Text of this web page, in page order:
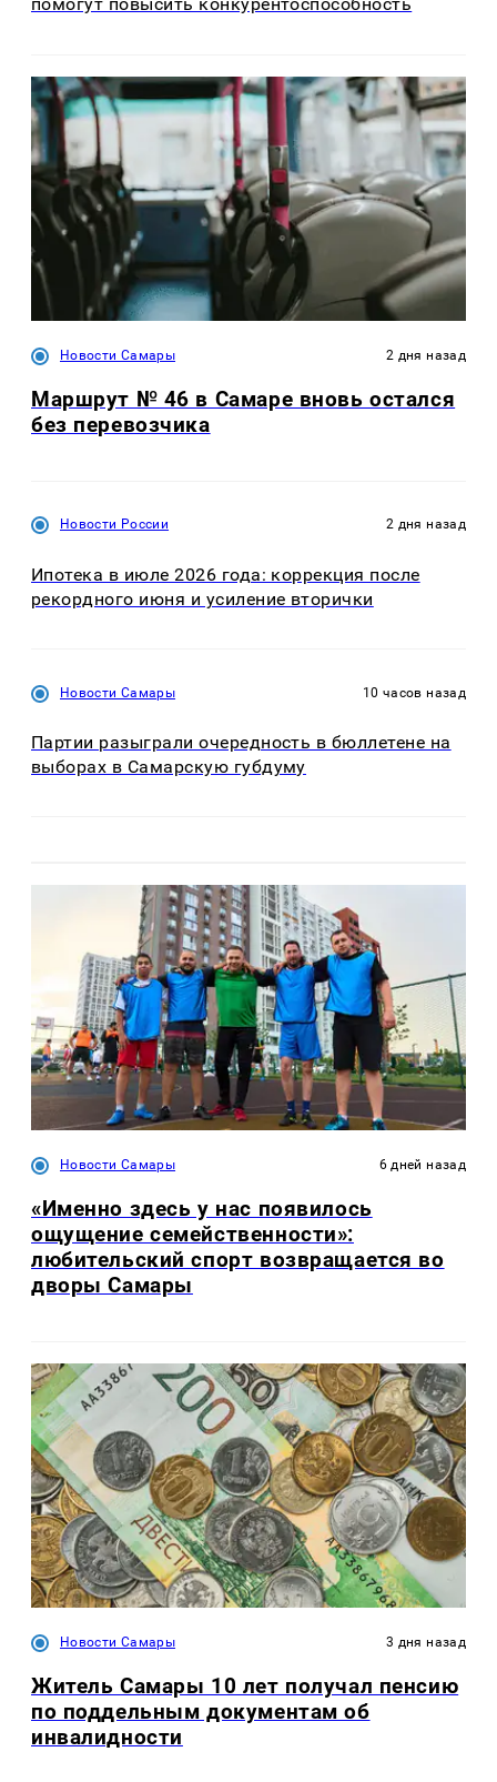
помогут повысить конкурентоспособность
Новости Самары 2 дня назад
Маршрут № 46 в Самаре вновь остался
без перевозчика
Новости России 2 дня назад
Ипотека в июле 2026 года: коррекция после
рекордного июня и усиление вторички
Новости Самары 10 часов назад
Партии разыграли очередность в бюллетене на
выборах в Самарскую губдуму
Новости Самары 6 дней назад
«Именно здесь у нас появилось
ощущение семейственности»:
любительский спорт возвращается во
дворы Самары
Новости Самары 3 дня назад
Житель Самары 10 лет получал пенсию
по поддельным документам об
инвалидности